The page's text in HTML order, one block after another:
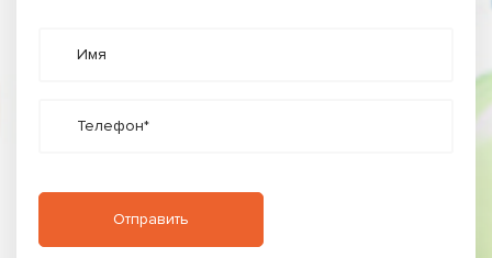
Имя
Телефон*